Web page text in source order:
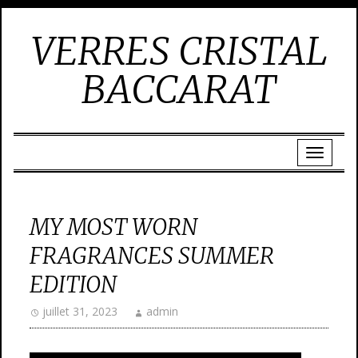
VERRES CRISTAL
BACCARAT
MY MOST WORN
FRAGRANCES SUMMER
EDITION
juillet 31, 2023 admin